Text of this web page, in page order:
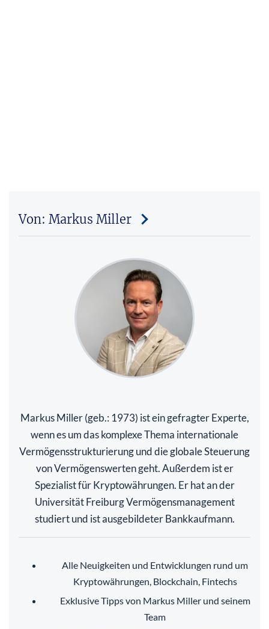
Von: Markus Miller
Markus Miller (geb.: 1973) ist ein gefragter Experte,
wenn es um das komplexe Thema internationale
Vermögensstrukturierung und die globale Steuerung
von Vermögenswerten geht. Außerdem ist er
Spezialist für Kryptowährungen. Er hat an der
Universität Freiburg Vermögensmanagement
studiert und ist ausgebildeter Bankkaufmann.
Alle Neuigkeiten und Entwicklungen rund um
Kryptowährungen, Blockchain, Fintechs
Exklusive Tipps von Markus Miller und seinem
Team